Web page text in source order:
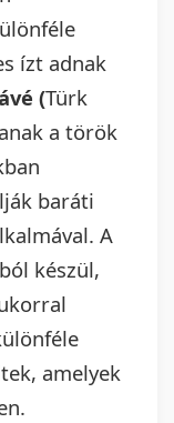
ízt adnak
(Türk
a török
baráti
A
készül,
amelyek